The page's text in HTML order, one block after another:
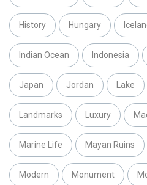
History Hungary
Indian Ocean Indonesia
Japan Jordan Lake
Landmarks Luxury
Marine Life Mayan Ruins
Modern Monument